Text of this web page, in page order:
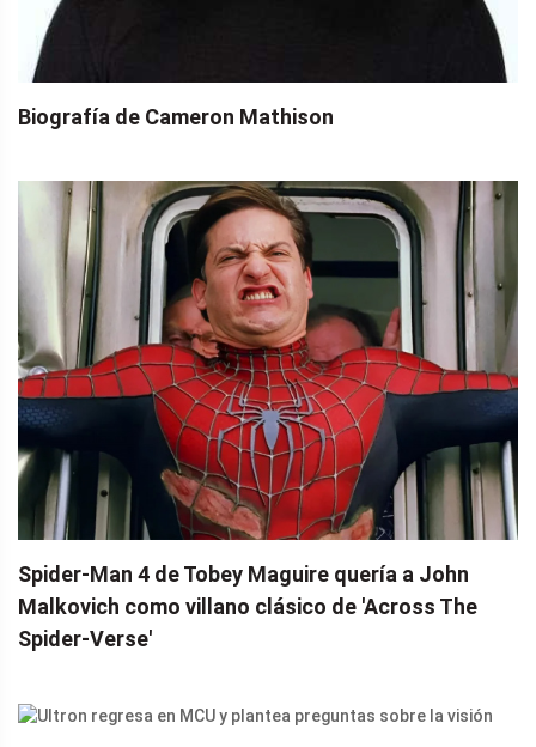
Biografía de Cameron Mathison
Spider-Man 4 de Tobey Maguire quería a John
Malkovich como villano clásico de 'Across The
Spider-Verse'